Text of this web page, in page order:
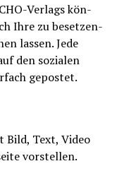
Ver­lags kön­
Ihre zu beset­zen­
las­sen. Jede
den sozia­len
gepostet.
Bild, Text, Video
vorstellen.